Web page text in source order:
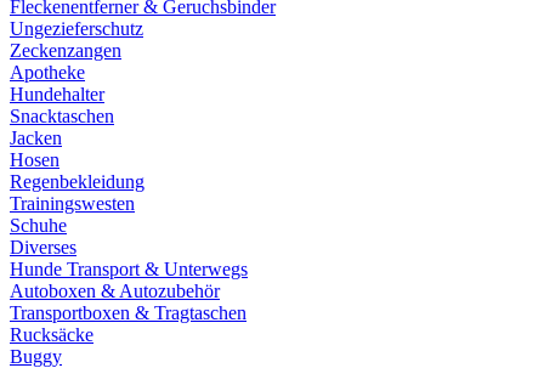
Fleckenentferner & Geruchsbinder
Ungezieferschutz
Zeckenzangen
Apotheke
Hundehalter
Snacktaschen
Jacken
Hosen
Regenbekleidung
Trainingswesten
Schuhe
Diverses
Hunde Transport & Unterwegs
Autoboxen & Autozubehör
Transportboxen & Tragtaschen
Rucksäcke
Buggy